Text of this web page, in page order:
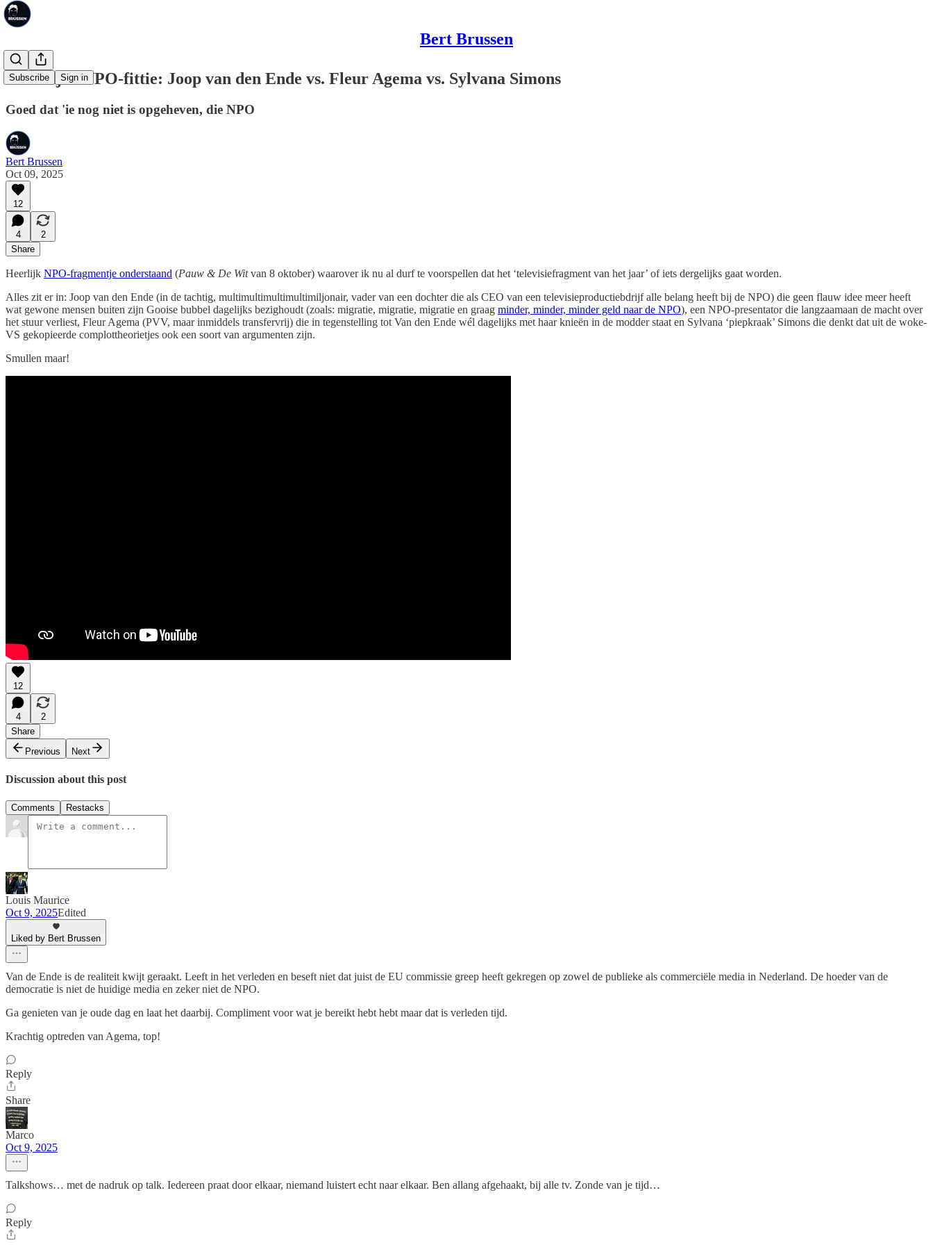
Bert Brussen
Subscribe Sign in
Kostelijke NPO-fittie: Joop van den Ende vs. Fleur Agema vs. Sylvana Simons
Goed dat 'ie nog niet is opgeheven, die NPO
Bert Brussen
Oct 09, 2025
12
4
2
Share
Heerlijk NPO-fragmentje onderstaand (Pauw & De Witvan 8 oktober) waarover ik nu al durf te voorspellen dat het ‘televisiefragment van het jaar’ of iets dergelijks gaat worden.
Alles zit er in: Joop van den Ende (in de tachtig, multimultimultimultimiljonair, vader van een dochter die als CEO van een televisieproductiebdrijf alle belang heeft bij de NPO) die geen flauw idee meer heeft
wat gewone mensen buiten zijn Gooise bubbel dagelijks bezighoudt (zoals: migratie, migratie, migratie en graag minder, minder, minder geld naar de NPO), een NPO-presentator die langzaamaan de macht over
het stuur verliest, Fleur Agema (PVV, maar inmiddels transfervrij) die in tegenstelling tot Van den Ende wél dagelijks met haar knieën in de modder staat en Sylvana ‘piepkraak’ Simons die denkt dat uit de woke-
VS gekopieerde complottheorietjes ook een soort van argumenten zijn.
Smullen maar!
12
4
2
Share
Previous
Next
Discussion about this post
Comments Restacks
Louis Maurice
Oct 9, 2025Edited
Liked by Bert Brussen
Van de Ende is de realiteit kwijt geraakt. Leeft in het verleden en beseft niet dat juist de EU commissie greep heeft gekregen op zowel de publieke als commerciële media in Nederland. De hoeder van de
democratie is niet de huidige media en zeker niet de NPO.
Ga genieten van je oude dag en laat het daarbij. Compliment voor wat je bereikt hebt hebt maar dat is verleden tijd.
Krachtig optreden van Agema, top!
Reply
Share
Marco
Oct 9, 2025
Talkshows… met de nadruk op talk. Iedereen praat door elkaar, niemand luistert echt naar elkaar. Ben allang afgehaakt, bij alle tv. Zonde van je tijd…
Reply